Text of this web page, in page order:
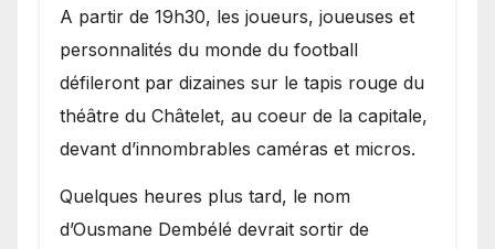
A partir de 19h30, les joueurs, joueuses et
personnalités du monde du football
défileront par dizaines sur le tapis rouge du
théâtre du Châtelet, au coeur de la capitale,
devant d’innombrables caméras et micros.
Quelques heures plus tard, le nom
d’Ousmane Dembélé devrait sortir de